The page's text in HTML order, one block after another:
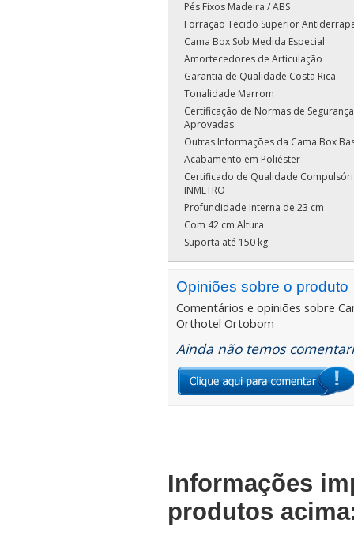
Pés Fixos Madeira / ABS
Forração Tecido Superior
Cama Box Sob Medida Especial
Amortecedores de Articulação
Garantia de Qualidade Costa Rica
Tonalidade Marrom
Certificação de Normas de Segurança
Aprovadas
Outras Informações da Cama Box
Acabamento em Poliéster
Certificado de Qualidade
INMETRO
Profundidade Interna de 23 cm
Com 42 cm Altura
Suporta até 150 kg
Opiniões sobre o produto
Comentários e opiniões sobre
Orthotel Ortobom
Ainda não temos
Informações
produtos